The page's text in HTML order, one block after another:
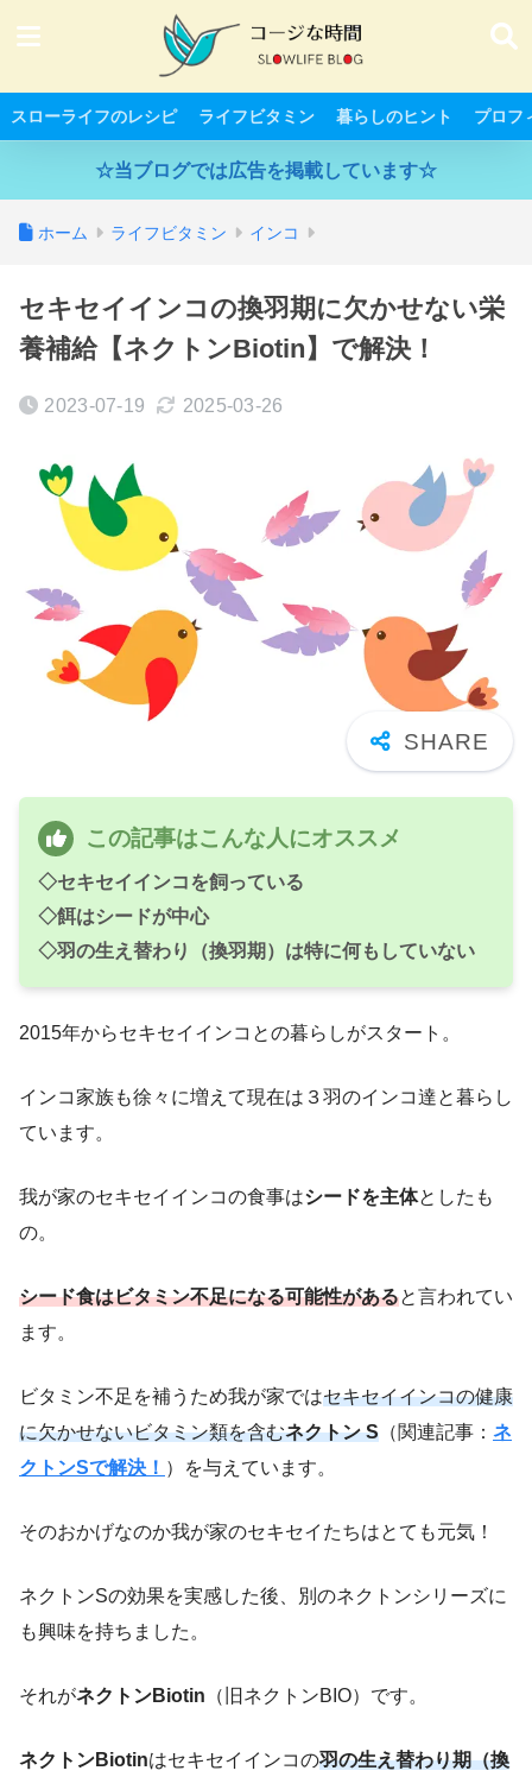
スローライフのレシピ ライフビタミン 暮らしのヒント プロフ
☆当ブログでは広告を掲載しています☆
ホーム ライフビタミン インコ
セキセイインコの換羽期に欠かせない栄
養補給【ネクトンBiotin】で解決！
2023-07-19 2025-03-26
この記事はこんな人にオススメ
◇セキセイインコを飼っている
◇餌はシードが中心
◇羽の生え替わり（換羽期）は特に何もしていない
2015年からセキセイインコとの暮らしがスタート。
インコ家族も徐々に増えて現在は３羽のインコ達と暮らし
ています。
我が家のセキセイインコの食事はシードを主体としたも
の。
シード食はビタミン不足になる可能性があると言われてい
ます。
ビタミン不足を補うため我が家ではセキセイインコの健康
に欠かせないビタミン類を含むネクトン S （関連記事： ネ
クトンSで解決！ ）を与えています。
そのおかげなのか我が家のセキセイたちはとても元気！
ネクトンSの効果を実感した後、別のネクトンシリーズに
も興味を持ちました。
それがネクトンBiotin （旧ネクトンBIO）です。
ネクトンBiotinはセキセイインコの羽の生え替わり期（換